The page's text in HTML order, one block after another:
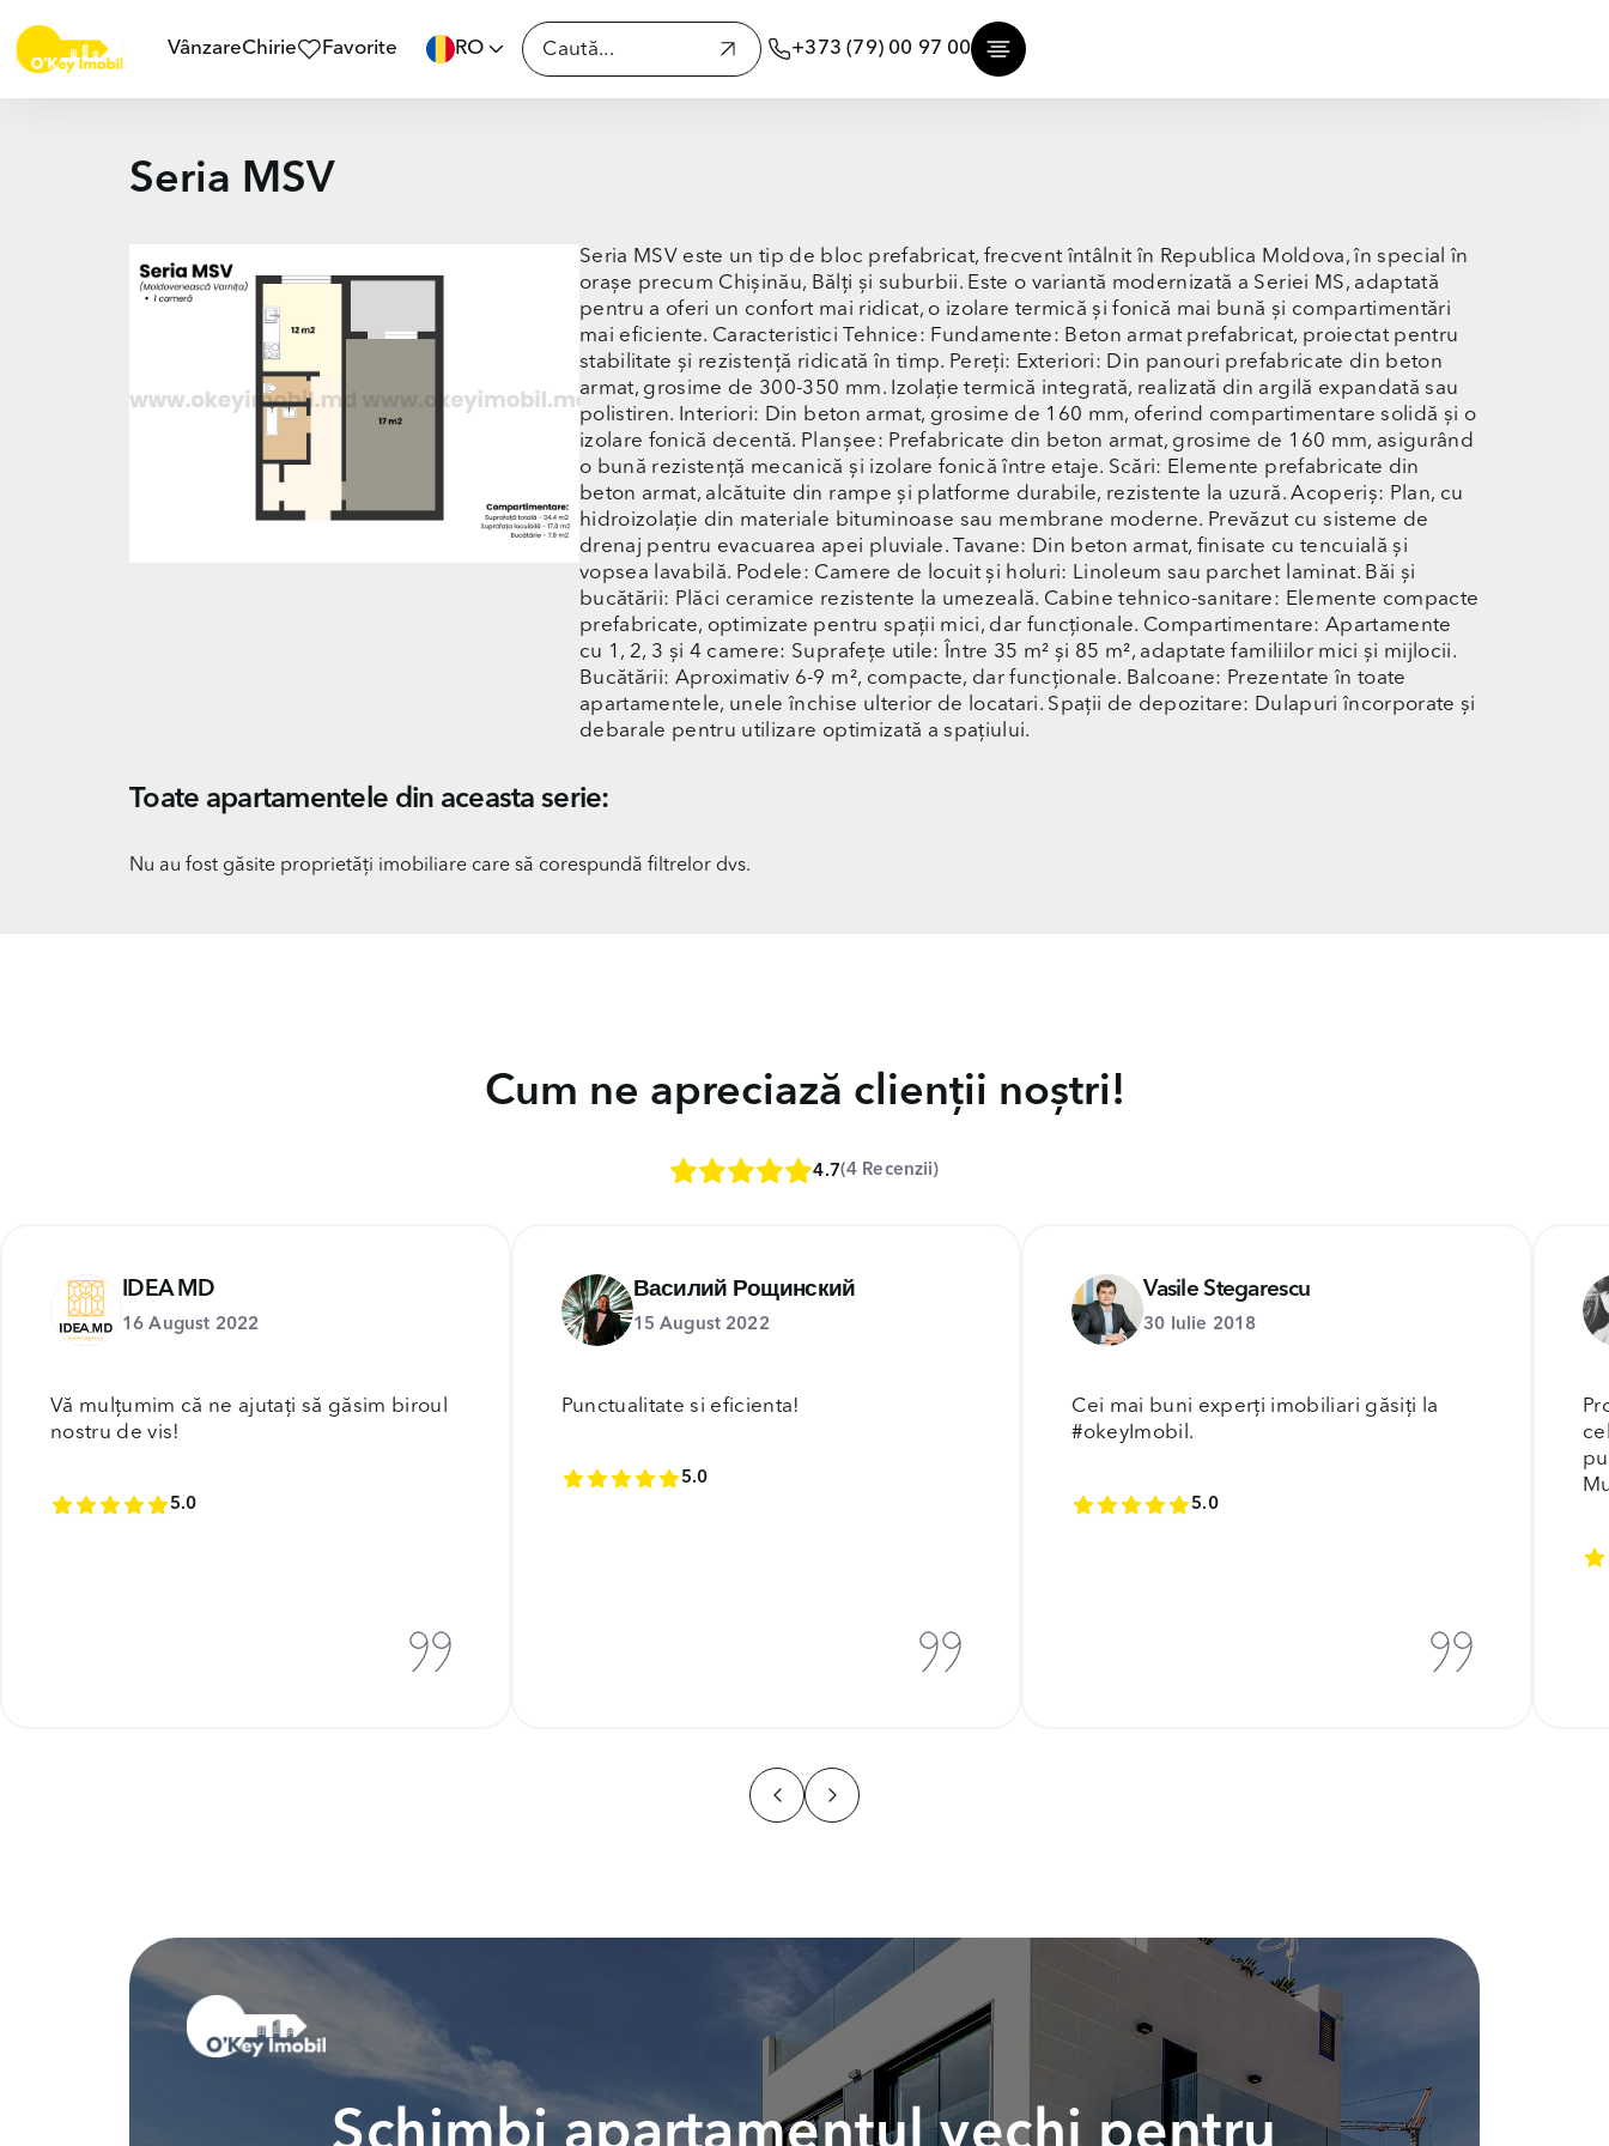
VânzareChirie Favorite RO +373 (79) 00 97 00
Seria MSV
Seria MSV este un tip de bloc prefabricat, frecvent întâlnit în Republica Moldova, în special în
orașe precum Chișinău, Bălți și suburbii. Este o variantă modernizată a Seriei MS, adaptată
pentru a oferi un confort mai ridicat, o izolare termică și fonică mai bună și compartimentări
mai eficiente. Caracteristici Tehnice: Fundamente: Beton armat prefabricat, proiectat pentru
stabilitate și rezistență ridicată în timp. Pereți: Exteriori: Din panouri prefabricate din beton
armat, grosime de 300-350 mm. Izolație termică integrată, realizată din argilă expandată sau
polistiren. Interiori: Din beton armat, grosime de 160 mm, oferind compartimentare solidă și o
izolare fonică decentă. Planșee: Prefabricate din beton armat, grosime de 160 mm, asigurând
o bună rezistență mecanică și izolare fonică între etaje. Scări: Elemente prefabricate din
beton armat, alcătuite din rampe și platforme durabile, rezistente la uzură. Acoperiș: Plan, cu
hidroizolație din materiale bituminoase sau membrane moderne. Prevăzut cu sisteme de
drenaj pentru evacuarea apei pluviale. Tavane: Din beton armat, finisate cu tencuială și
vopsea lavabilă. Podele: Camere de locuit și holuri: Linoleum sau parchet laminat. Băi și
bucătării: Plăci ceramice rezistente la umezeală. Cabine tehnico-sanitare: Elemente compacte
prefabricate, optimizate pentru spații mici, dar funcționale. Compartimentare: Apartamente
cu 1, 2, 3 și 4 camere: Suprafețe utile: Între 35 m² și 85 m², adaptate familiilor mici și mijlocii.
Bucătării: Aproximativ 6-9 m², compacte, dar funcționale. Balcoane: Prezentate în toate
apartamentele, unele închise ulterior de locatari. Spații de depozitare: Dulapuri încorporate și
debarale pentru utilizare optimizată a spațiului.
Toate apartamentele din aceasta serie:
Nu au fost găsite proprietăți imobiliare care să corespundă filtrelor dvs.
Cum ne apreciază clienții noștri!
4.7(4 Recenzii)
IDEA MD
16 August 2022
Vă mulțumim că ne ajutați să găsim biroul
nostru de vis!
5.0
Василий Рощинский
15 August 2022
Punctualitate si eficienta!
5.0
Vasile Stegarescu
30 Iulie 2018
Cei mai buni experți imobiliari găsiți la
#okeyImobil.
5.0